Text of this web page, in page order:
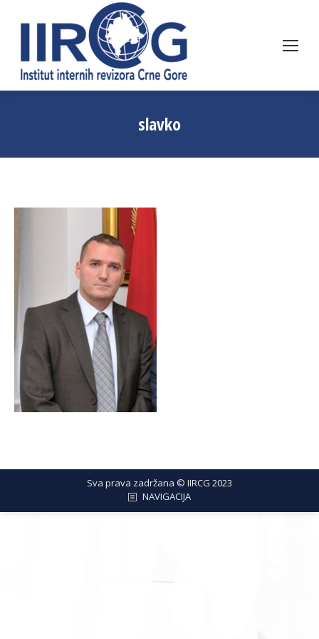
slavko
Sva prava zadržana © IIRCG 2023
NAVIGACIJA